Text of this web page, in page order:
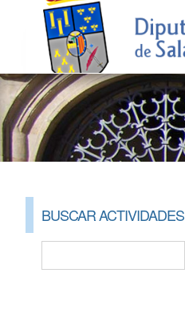
BUSCAR ACTIVIDADES